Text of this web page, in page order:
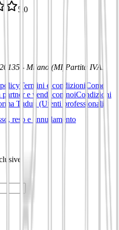
5,0
- Milano (MI) Partita IVA:
Termini e condizioni Come
e vendi con noiCondizioni
Tuduu (Utenti professionali)
reso e annullamento